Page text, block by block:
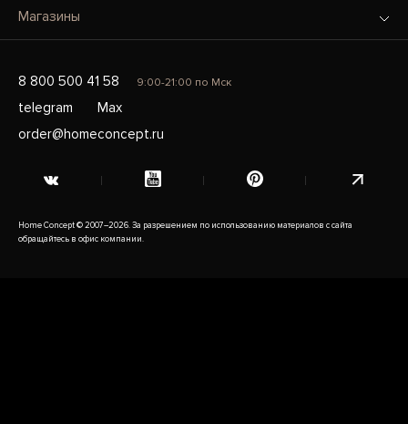
Магазины
8 800 500 41 58 9:00-21:00 по Мск
telegram
Max
order@homeconcept.ru
Home Concept © 2007–2026. За разрешением по использованию материалов с сайта
обращайтесь в офис компании.